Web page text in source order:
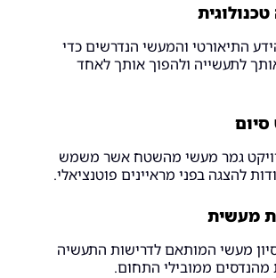
התיאורטי והמעשי הנדרשים כדי
לתעשייה ולהפוך אותך לאחד
סיום
גמר מעשי מהשטח אשר משמש
להצגה בפני מראיינים פוטנציאלי.
מעשית
מעשי המותאם לדרישות התעשיה
מהנדסים ממובילי התחום.